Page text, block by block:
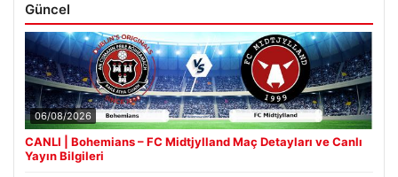
Güncel
06/08/2026
CANLI | Bohemians – FC Midtjylland Maç Detayları ve Canlı
Yayın Bilgileri